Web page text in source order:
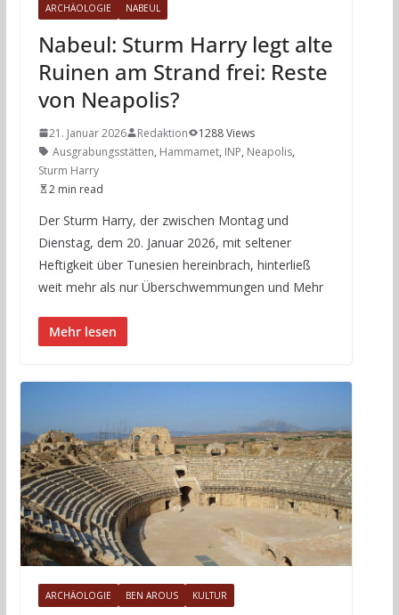
ARCHÄOLOGIE NABEUL
Nabeul: Sturm Harry legt alte
Ruinen am Strand frei: Reste
von Neapolis?
21. Januar 2026 Redaktion
1288 Views
Ausgrabungsstätten, Hammamet, INP, Neapolis,
Sturm Harry
2 min read
Der Sturm Harry, der zwischen Montag und
Dienstag, dem 20. Januar 2026, mit seltener
Heftigkeit über Tunesien hereinbrach, hinterließ
weit mehr als nur Überschwemmungen und Mehr
Mehr lesen
ARCHÄOLOGIE BEN AROUS KULTUR